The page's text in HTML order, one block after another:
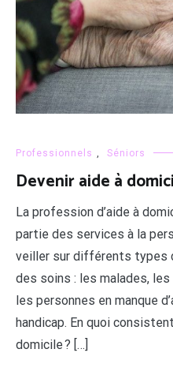
Professionnels , Séniors
Devenir aide à
La profession d’aide à
partie des services à la
veiller sur différents types
des soins : les malades,
les personnes en manque
handicap. En quoi
domicile ? […]